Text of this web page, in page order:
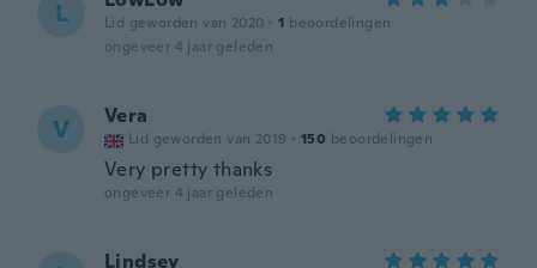
L Lid geworden van 2020 · 1 beoordelingen
ongeveer 4 jaar geleden
V Vera
Lid geworden van 2019 · 150 beoordelingen
Very pretty thanks
ongeveer 4 jaar geleden
Lindsey